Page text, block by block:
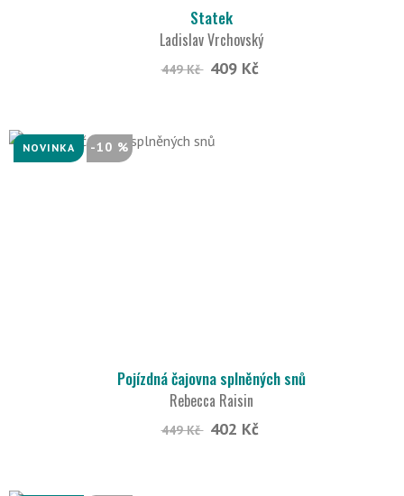
Statek
Ladislav Vrchovský
449 Kč 409 Kč
NOVINKA -10 %
Pojízdná čajovna splněných snů
Rebecca Raisin
449 Kč 402 Kč